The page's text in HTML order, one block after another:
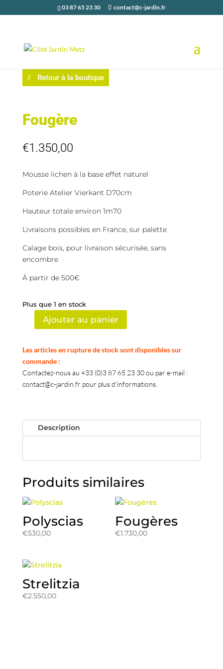
03 87 65 23 30 contact@c-jardin.fr
Retour à la boutique
Fougère
€1.350,00
Mousse lichen à la base effet naturel
Poterie Atelier Vierkant D70cm
Hauteur totale environ 1m70
Livraisons possibles en France, sur palette
Calage bois, pour livraison sécurisée, sans
encombre
À partir de 500€
Plus que 1 en stock
quantité
Fougère
Ajouter au panier
Les articles en rupture de stock sont disponibles sur
commande :
Contactez-nous au +33 (0)3 87 65 23 30 ou par e-mail :
contact@c-jardin.fr pour plus d'informations.
Description
Produits similaires
Polyscias
€530,00
Fougères
€1.730,00
Strelitzia
€2.550,00